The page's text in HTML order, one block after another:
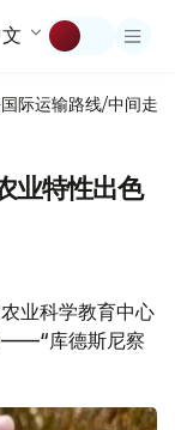
际运输路线/中间走廊
业特性出色
业科学教育中心
——“库德斯尼察